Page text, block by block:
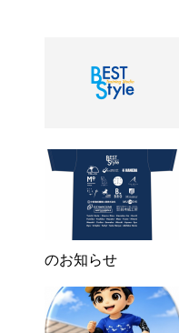
のお知らせ